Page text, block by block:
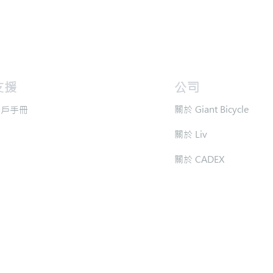
援
手冊
​公司
​關於 Giant Bicycle
​關於 Liv
​關於 CADEX